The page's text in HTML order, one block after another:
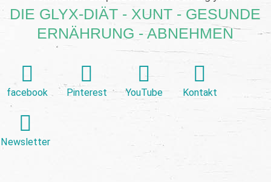
DIE GLYX-DIÄT - XUNT - GESUNDE
ERNÄHRUNG - ABNEHMEN
facebook Pinterest YouTube Kontakt
Newsletter